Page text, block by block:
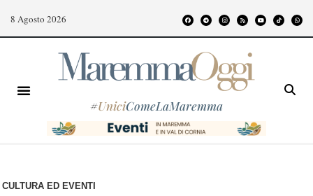
8 Agosto 2026
#UniciComeLaMaremma
CULTURA ED EVENTI